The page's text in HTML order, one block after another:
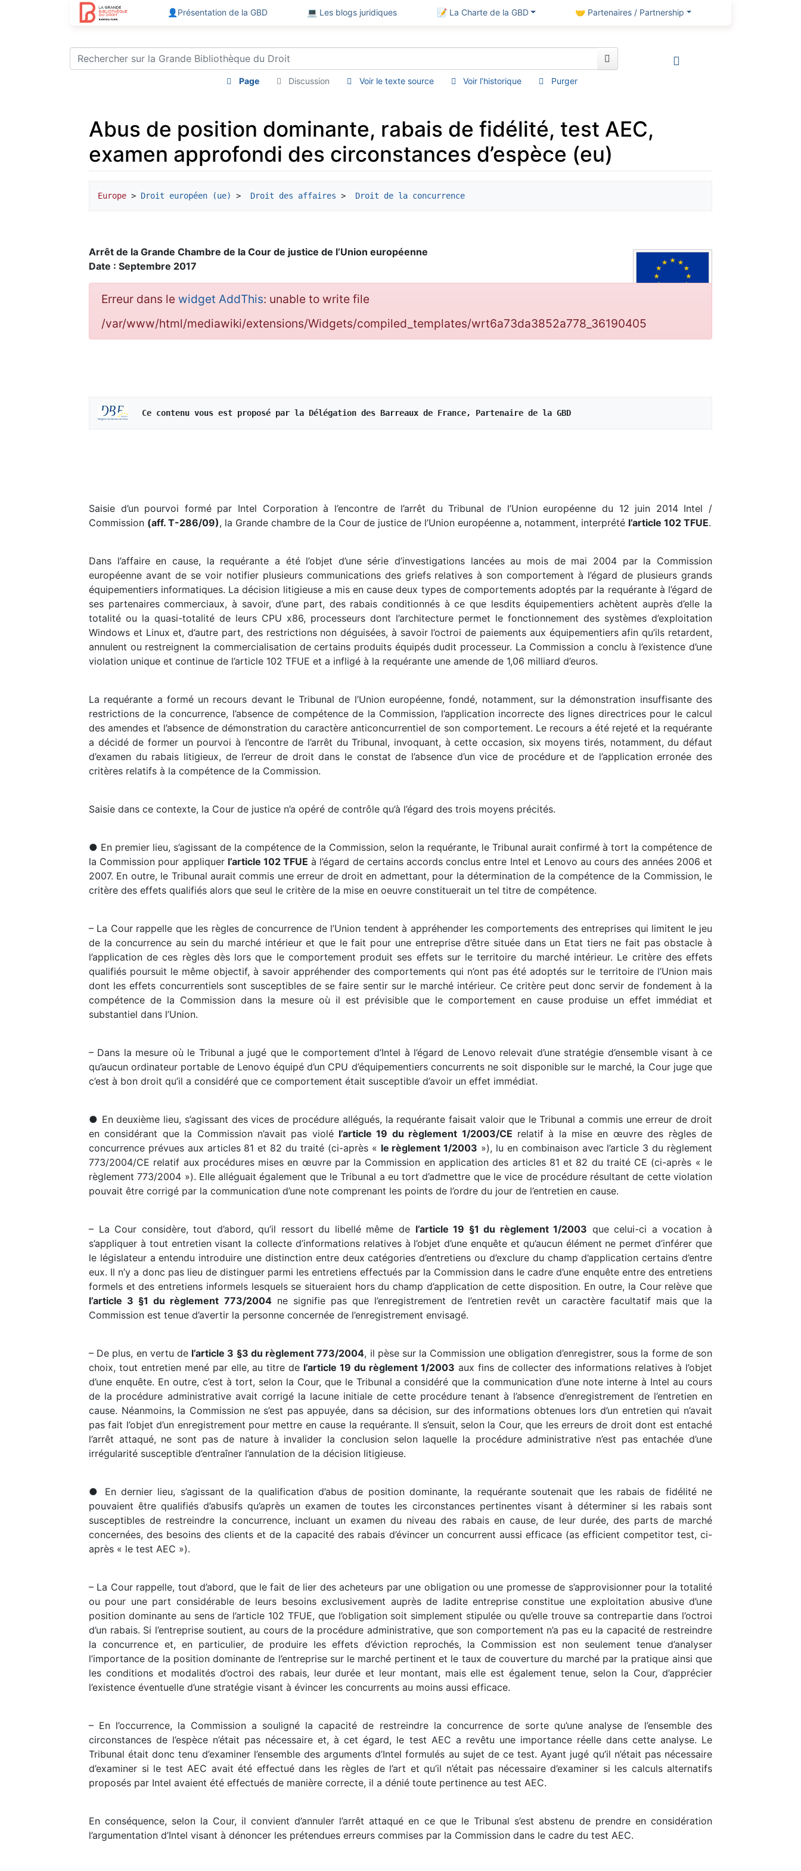
👤Présentation de la GBD 💻 Les blogs juridiques 📝 La Charte de la GBD 🤝 Partenaires / Partnership
Page Discussion Voir le texte source Voir l’historique Purger
Abus de position dominante, rabais de fidélité, test AEC,
examen approfondi des circonstances d’espèce (eu)
Europe > Droit européen (ue) > Droit des affaires > Droit de la concurrence
Arrêt de la Grande Chambre de la Cour de justice de l’Union européenne
Date : Septembre 2017
Erreur dans le widget AddThis: unable to write file
/var/www/html/mediawiki/extensions/Widgets/compiled_templates/wrt6a73da3852a778_36190405
   Ce contenu vous est proposé par la Délégation des Barreaux de France, Partenaire de la GBD
Saisie d’un pourvoi formé par Intel Corporation à l’encontre de l’arrêt du Tribunal de l’Union européenne du 12 juin 2014 Intel /
Commission (aff. T-286/09), la Grande chambre de la Cour de justice de l’Union européenne a, notamment, interprété l’article 102 TFUE.
Dans l’affaire en cause, la requérante a été l’objet d’une série d’investigations lancées au mois de mai 2004 par la Commission
européenne avant de se voir notifier plusieurs communications des griefs relatives à son comportement à l’égard de plusieurs grands
équipementiers informatiques. La décision litigieuse a mis en cause deux types de comportements adoptés par la requérante à l’égard de
ses partenaires commerciaux, à savoir, d’une part, des rabais conditionnés à ce que lesdits équipementiers achètent auprès d’elle la
totalité ou la quasi-totalité de leurs CPU x86, processeurs dont l’architecture permet le fonctionnement des systèmes d’exploitation
Windows et Linux et, d’autre part, des restrictions non déguisées, à savoir l’octroi de paiements aux équipementiers afin qu’ils retardent,
annulent ou restreignent la commercialisation de certains produits équipés dudit processeur. La Commission a conclu à l’existence d’une
violation unique et continue de l’article 102 TFUE et a infligé à la requérante une amende de 1,06 milliard d’euros.
La requérante a formé un recours devant le Tribunal de l’Union européenne, fondé, notamment, sur la démonstration insuffisante des
restrictions de la concurrence, l’absence de compétence de la Commission, l’application incorrecte des lignes directrices pour le calcul
des amendes et l’absence de démonstration du caractère anticoncurrentiel de son comportement. Le recours a été rejeté et la requérante
a décidé de former un pourvoi à l’encontre de l’arrêt du Tribunal, invoquant, à cette occasion, six moyens tirés, notamment, du défaut
d’examen du rabais litigieux, de l’erreur de droit dans le constat de l’absence d’un vice de procédure et de l’application erronée des
critères relatifs à la compétence de la Commission.
Saisie dans ce contexte, la Cour de justice n’a opéré de contrôle qu’à l’égard des trois moyens précités.
● En premier lieu, s’agissant de la compétence de la Commission, selon la requérante, le Tribunal aurait confirmé à tort la compétence de
la Commission pour appliquer l’article 102 TFUE à l’égard de certains accords conclus entre Intel et Lenovo au cours des années 2006 et
2007. En outre, le Tribunal aurait commis une erreur de droit en admettant, pour la détermination de la compétence de la Commission, le
critère des effets qualifiés alors que seul le critère de la mise en oeuvre constituerait un tel titre de compétence.
– La Cour rappelle que les règles de concurrence de l’Union tendent à appréhender les comportements des entreprises qui limitent le jeu
de la concurrence au sein du marché intérieur et que le fait pour une entreprise d’être située dans un Etat tiers ne fait pas obstacle à
l’application de ces règles dès lors que le comportement produit ses effets sur le territoire du marché intérieur. Le critère des effets
qualifiés poursuit le même objectif, à savoir appréhender des comportements qui n’ont pas été adoptés sur le territoire de l’Union mais
dont les effets concurrentiels sont susceptibles de se faire sentir sur le marché intérieur. Ce critère peut donc servir de fondement à la
compétence de la Commission dans la mesure où il est prévisible que le comportement en cause produise un effet immédiat et
substantiel dans l’Union.
– Dans la mesure où le Tribunal a jugé que le comportement d’Intel à l’égard de Lenovo relevait d’une stratégie d’ensemble visant à ce
qu’aucun ordinateur portable de Lenovo équipé d’un CPU d’équipementiers concurrents ne soit disponible sur le marché, la Cour juge que
c’est à bon droit qu’il a considéré que ce comportement était susceptible d’avoir un effet immédiat.
● En deuxième lieu, s’agissant des vices de procédure allégués, la requérante faisait valoir que le Tribunal a commis une erreur de droit
en considérant que la Commission n’avait pas violé l’article 19 du règlement 1/2003/CE relatif à la mise en œuvre des règles de
concurrence prévues aux articles 81 et 82 du traité (ci-après « le règlement 1/2003 »), lu en combinaison avec l’article 3 du règlement
773/2004/CE relatif aux procédures mises en œuvre par la Commission en application des articles 81 et 82 du traité CE (ci-après « le
règlement 773/2004 »). Elle alléguait également que le Tribunal a eu tort d’admettre que le vice de procédure résultant de cette violation
pouvait être corrigé par la communication d’une note comprenant les points de l’ordre du jour de l’entretien en cause.
– La Cour considère, tout d’abord, qu’il ressort du libellé même de l’article 19 §1 du règlement 1/2003 que celui-ci a vocation à
s’appliquer à tout entretien visant la collecte d’informations relatives à l’objet d’une enquête et qu’aucun élément ne permet d’inférer que
le législateur a entendu introduire une distinction entre deux catégories d’entretiens ou d’exclure du champ d’application certains d’entre
eux. Il n’y a donc pas lieu de distinguer parmi les entretiens effectués par la Commission dans le cadre d’une enquête entre des entretiens
formels et des entretiens informels lesquels se situeraient hors du champ d’application de cette disposition. En outre, la Cour relève que
l’article 3 §1 du règlement 773/2004ne signifie pas que l’enregistrement de l’entretien revêt un caractère facultatif mais que la
Commission est tenue d’avertir la personne concernée de l’enregistrement envisagé.
– De plus, en vertu de l’article 3 §3 du règlement 773/2004, il pèse sur la Commission une obligation d’enregistrer, sous la forme de son
choix, tout entretien mené par elle, au titre de l’article 19 du règlement 1/2003 aux fins de collecter des informations relatives à l’objet
d’une enquête. En outre, c’est à tort, selon la Cour, que le Tribunal a considéré que la communication d’une note interne à Intel au cours
de la procédure administrative avait corrigé la lacune initiale de cette procédure tenant à l’absence d’enregistrement de l’entretien en
cause. Néanmoins, la Commission ne s’est pas appuyée, dans sa décision, sur des informations obtenues lors d’un entretien qui n’avait
pas fait l’objet d’un enregistrement pour mettre en cause la requérante. Il s’ensuit, selon la Cour, que les erreurs de droit dont est entaché
l’arrêt attaqué, ne sont pas de nature à invalider la conclusion selon laquelle la procédure administrative n’est pas entachée d’une
irrégularité susceptible d’entraîner l’annulation de la décision litigieuse.
● En dernier lieu, s’agissant de la qualification d’abus de position dominante, la requérante soutenait que les rabais de fidélité ne
pouvaient être qualifiés d’abusifs qu’après un examen de toutes les circonstances pertinentes visant à déterminer si les rabais sont
susceptibles de restreindre la concurrence, incluant un examen du niveau des rabais en cause, de leur durée, des parts de marché
concernées, des besoins des clients et de la capacité des rabais d’évincer un concurrent aussi efficace (as efficient competitor test, ci-
après « le test AEC »).
– La Cour rappelle, tout d’abord, que le fait de lier des acheteurs par une obligation ou une promesse de s’approvisionner pour la totalité
ou pour une part considérable de leurs besoins exclusivement auprès de ladite entreprise constitue une exploitation abusive d’une
position dominante au sens de l’article 102 TFUE, que l’obligation soit simplement stipulée ou qu’elle trouve sa contrepartie dans l’octroi
d’un rabais. Si l’entreprise soutient, au cours de la procédure administrative, que son comportement n’a pas eu la capacité de restreindre
la concurrence et, en particulier, de produire les effets d’éviction reprochés, la Commission est non seulement tenue d’analyser
l’importance de la position dominante de l’entreprise sur le marché pertinent et le taux de couverture du marché par la pratique ainsi que
les conditions et modalités d’octroi des rabais, leur durée et leur montant, mais elle est également tenue, selon la Cour, d’apprécier
l’existence éventuelle d’une stratégie visant à évincer les concurrents au moins aussi efficace.
– En l’occurrence, la Commission a souligné la capacité de restreindre la concurrence de sorte qu’une analyse de l’ensemble des
circonstances de l’espèce n’était pas nécessaire et, à cet égard, le test AEC a revêtu une importance réelle dans cette analyse. Le
Tribunal était donc tenu d’examiner l’ensemble des arguments d’Intel formulés au sujet de ce test. Ayant jugé qu’il n’était pas nécessaire
d’examiner si le test AEC avait été effectué dans les règles de l’art et qu’il n’était pas nécessaire d’examiner si les calculs alternatifs
proposés par Intel avaient été effectués de manière correcte, il a dénié toute pertinence au test AEC.
En conséquence, selon la Cour, il convient d’annuler l’arrêt attaqué en ce que le Tribunal s’est abstenu de prendre en considération
l’argumentation d’Intel visant à dénoncer les prétendues erreurs commises par la Commission dans le cadre du test AEC.